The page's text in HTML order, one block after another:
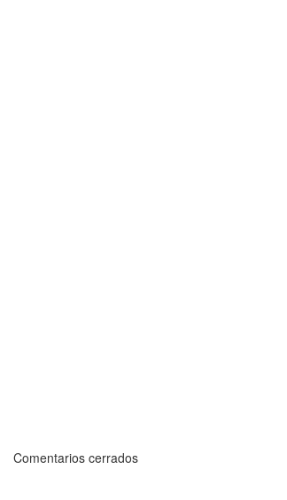
Comentarios cerrados